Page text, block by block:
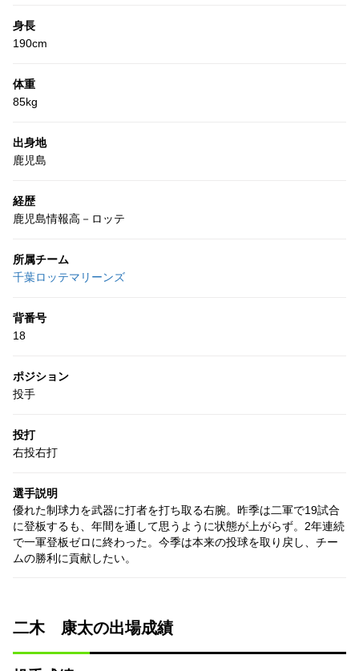
身長
190cm
体重
85kg
出身地
鹿児島
経歴
鹿児島情報高－ロッテ
所属チーム
千葉ロッテマリーンズ
背番号
18
ポジション
投手
投打
右投右打
選手説明
優れた制球力を武器に打者を打ち取る右腕。昨季は二軍で19試合
に登板するも、年間を通して思うように状態が上がらず。2年連続
で一軍登板ゼロに終わった。今季は本来の投球を取り戻し、チー
ムの勝利に貢献したい。
二木 康太の出場成績